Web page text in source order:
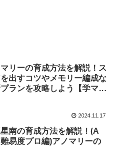
リーの育成方法を解説！ス
出すコツやメモリー編成な
ランを攻略しよう【学マ
2024.11.17
南の育成方法を解説！(A
難易度プロ編)アノマリーの